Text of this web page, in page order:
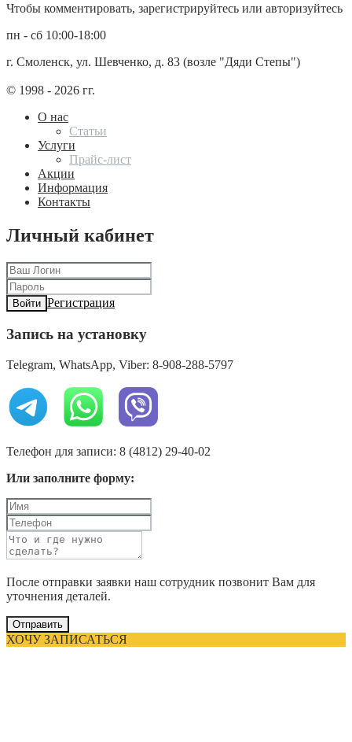
Чтобы комментировать, зарегистрируйтесь или авторизуйтесь
пн - сб 10:00-18:00
г. Смоленск, ул. Шевченко, д. 83 (возле "Дяди Степы")
© 1998 - 2026 гг.
О нас
Статьи
Услуги
Прайс-лист
Акции
Информация
Контакты
Личный кабинет
Войти Регистрация
Запись на установку
Telegram, WhatsApp, Viber: 8-908-288-5797
Телефон для записи: 8 (4812) 29-40-02
Или заполните форму:
После отправки заявки наш сотрудник позвонит Вам для
уточнения деталей.
Отправить
ХОЧУ ЗАПИСАТЬСЯ